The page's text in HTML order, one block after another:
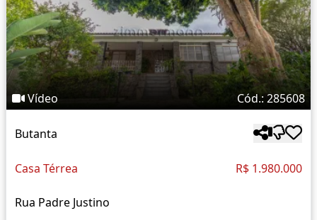
Vídeo Cód.: 285608
Butanta
Casa Térrea R$ 1.980.000
Rua Padre Justino